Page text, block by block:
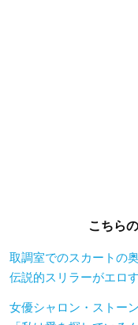
こちら
取調室でのスカートの
伝説的スリラーがエロ
女優シャロン・ストー